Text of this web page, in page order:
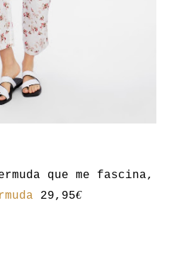
que me fascina,
29,95€